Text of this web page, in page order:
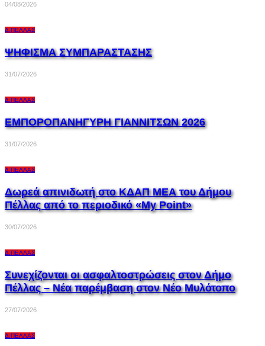
04/08/2026
Δ.ΠΈΛΛΑΣ
ΨΗΦΙΣΜΑ ΣΥΜΠΑΡΑΣΤΑΣΗΣ
31/07/2026
Δ.ΠΈΛΛΑΣ
ΕΜΠΟΡΟΠΑΝΗΓΥΡΗ ΓΙΑΝΝΙΤΣΩΝ 2026
31/07/2026
Δ.ΠΈΛΛΑΣ
Δωρεά απινιδωτή στο ΚΔΑΠ ΜΕΑ του Δήμου
Πέλλας από το περιοδικό «My Point»
30/07/2026
Δ.ΠΈΛΛΑΣ
Συνεχίζονται οι ασφαλτοστρώσεις στον Δήμο
Πέλλας – Νέα παρέμβαση στον Νέο Μυλότοπο
27/07/2026
Δ.ΠΈΛΛΑΣ